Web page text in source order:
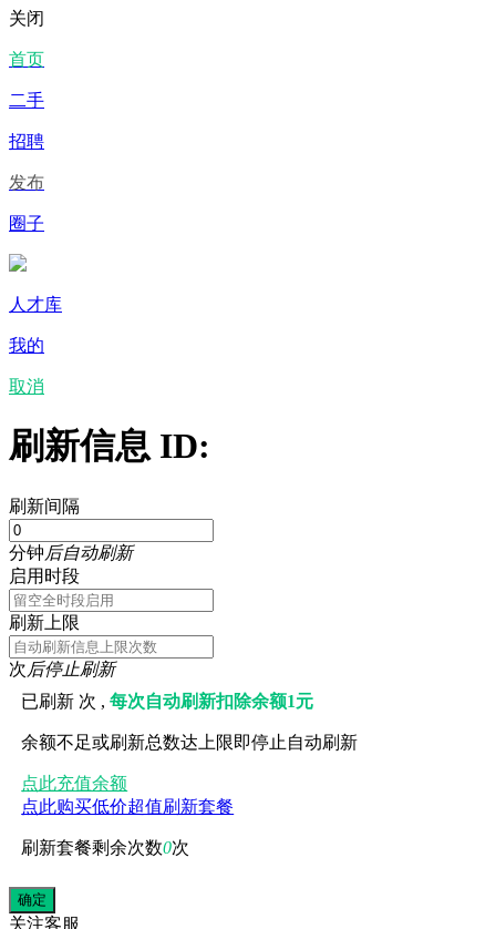
关闭
首页
二手
招聘
发布
圈子
人才库
我的
取消
刷新信息 ID:
刷新间隔
分钟后自动刷新
启用时段
刷新上限
次后停止刷新
已刷新 次 ,每次自动刷新扣除余额1元
余额不足或刷新总数达上限即停止自动刷新
点此充值余额
点此购买低价超值刷新套餐
刷新套餐剩余次数0次
关注客服